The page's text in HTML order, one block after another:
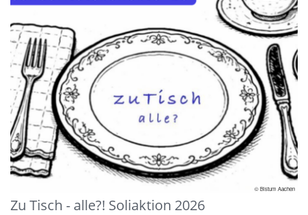
© Bistum Aachen
Zu Tisch - alle?! Soliaktion 2026